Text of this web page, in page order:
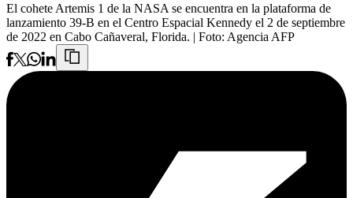
El cohete Artemis 1 de la NASA se encuentra en la plataforma de
lanzamiento 39-B en el Centro Espacial Kennedy el 2 de septiembre
de 2022 en Cabo Cañaveral, Florida. | Foto: Agencia AFP